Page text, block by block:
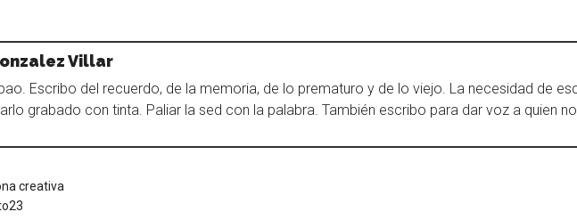
Villar
Escribo del recuerdo, de la memoria, de lo prematuro y de lo viejo. La necesidad de
grabado con tinta. Paliar la sed con la palabra. También escribo para dar voz a quien
creativa